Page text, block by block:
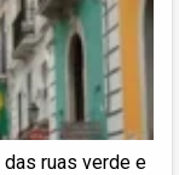
ruas verde e